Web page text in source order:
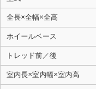
全長×全幅×全高
ホイールベース
トレッド前／後
室内長×室内幅×室内高